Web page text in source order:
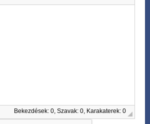
Bekezdések: 0, Szavak: 0, Karakaterek: 0